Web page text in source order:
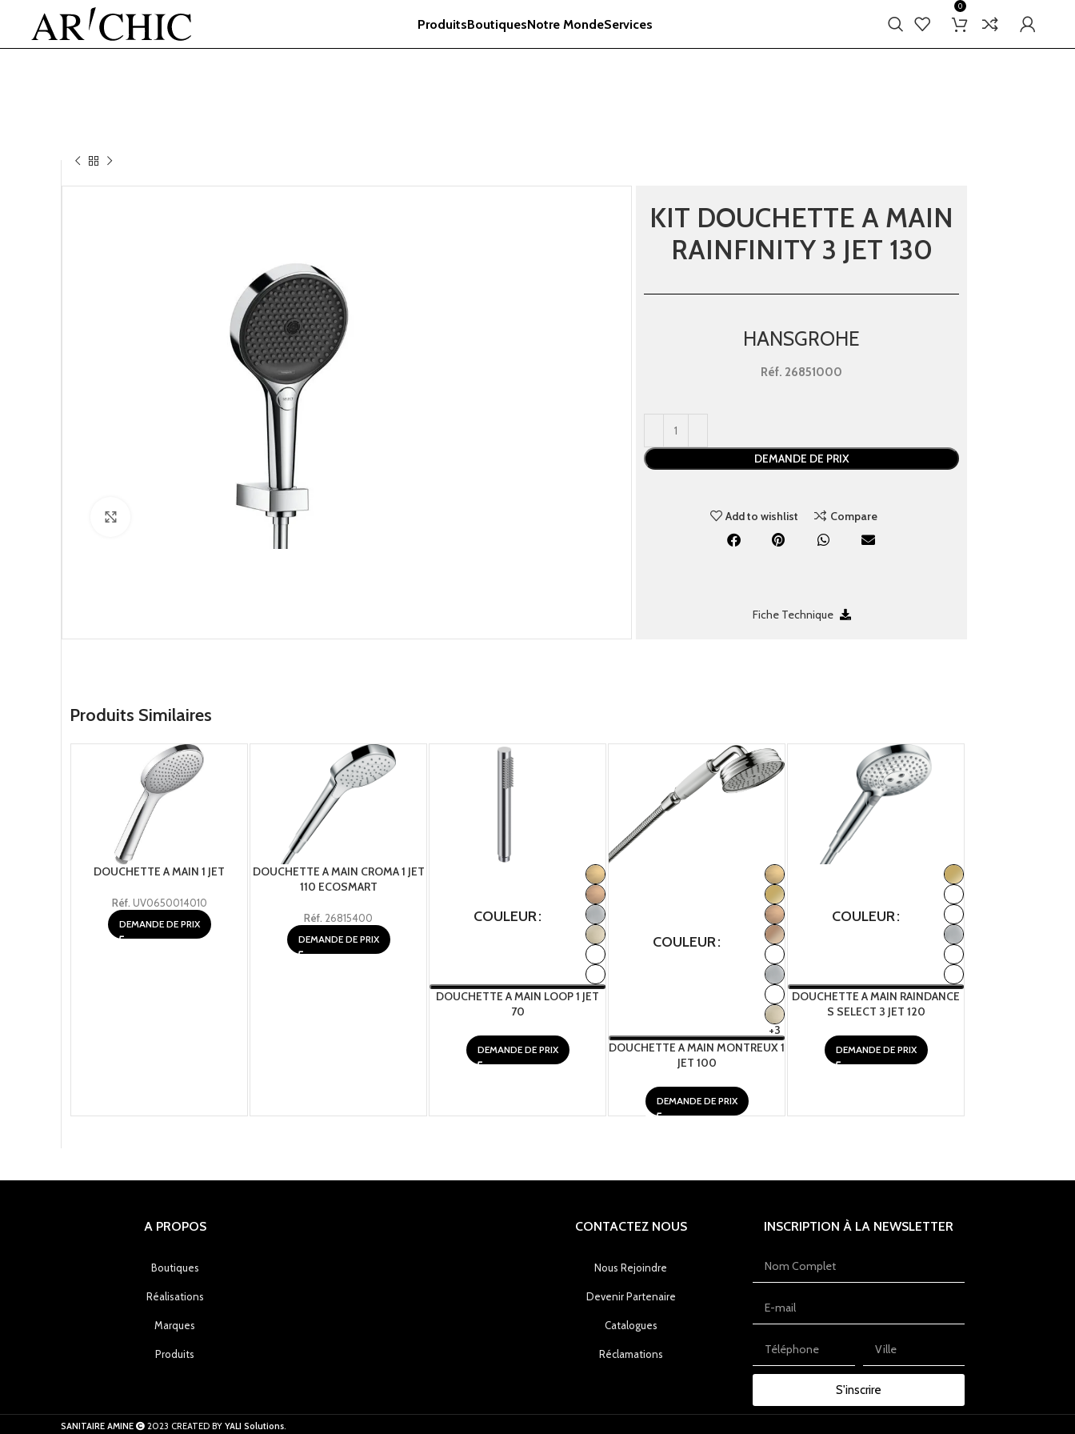
ProduitsBoutiquesNotre MondeServices
0
KIT DOUCHETTE A MAIN
RAINFINITY 3 JET 130
HANSGROHE
Réf. 26851000
DEMANDE DE PRIX
Add to wishlist Compare
Fiche Technique
Produits Similaires
DOUCHETTE A MAIN 1 JET
Réf. UV0650014010
DEMANDE DE PRIX
DOUCHETTE A MAIN CROMA 1 JET
110 ECOSMART
Réf. 26815400
DEMANDE DE PRIX
COULEUR
DOUCHETTE A MAIN LOOP 1 JET
70
DEMANDE DE PRIX
COULEUR
+3
DOUCHETTE A MAIN MONTREUX 1
JET 100
DEMANDE DE PRIX
COULEUR
DOUCHETTE A MAIN RAINDANCE
S SELECT 3 JET 120
DEMANDE DE PRIX
A PROPOS
Boutiques
Réalisations
Marques
Produits
CONTACTEZ NOUS
Nous Rejoindre
Devenir Partenaire
Catalogues
Réclamations
INSCRIPTION À LA NEWSLETTER
S'inscrire
SANITAIRE AMINE 2023 CREATED BY YALI Solutions.